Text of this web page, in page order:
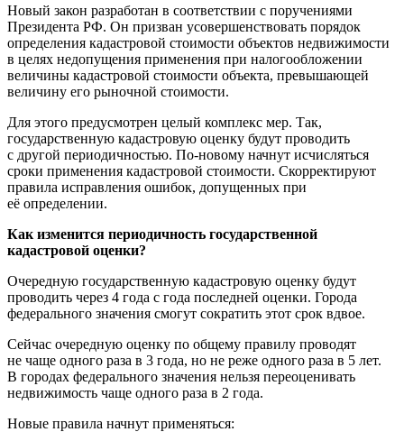
Новый закон разработан в соответствии с поручениями
Президента РФ. Он призван усовершенствовать порядок
определения кадастровой стоимости объектов недвижимости
в целях недопущения применения при налогообложении
величины кадастровой стоимости объекта, превышающей
величину его рыночной стоимости.
Для этого предусмотрен целый комплекс мер. Так,
государственную кадастровую оценку будут проводить
с другой периодичностью. По-новому начнут исчисляться
сроки применения кадастровой стоимости. Скорректируют
правила исправления ошибок, допущенных при
её определении.
Как изменится периодичность государственной
кадастровой оценки?
Очередную государственную кадастровую оценку будут
проводить через 4 года с года последней оценки. Города
федерального значения смогут сократить этот срок вдвое.
Сейчас очередную оценку по общему правилу проводят
не чаще одного раза в 3 года, но не реже одного раза в 5 лет.
В городах федерального значения нельзя переоценивать
недвижимость чаще одного раза в 2 года.
Новые правила начнут применяться: